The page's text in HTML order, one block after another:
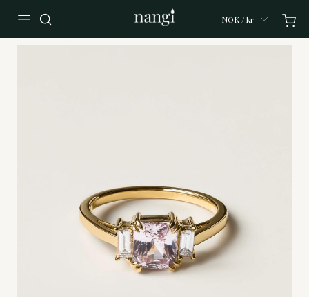
NOK / kr